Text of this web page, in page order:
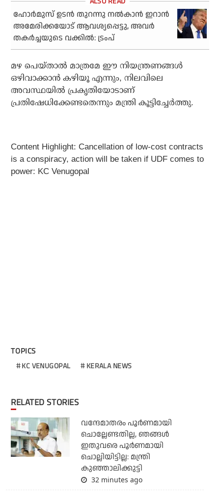
ഹോര്‍മുസ് ഉടന്‍ തുറന്നു നല്‍കാന്‍ ഇറാന്‍
അമേരിക്കയോട് ആവശ്യപ്പെട്ടു, അവര്‍
തകര്‍ച്ചയുടെ വക്കില്‍: ട്രംപ്
മഴ പെയ്താല്‍ മാത്രമേ ഈ നിയന്ത്രണങ്ങള്‍
ഒഴിവാക്കാന്‍ കഴിയൂ എന്നും, നിലവിലെ
അവസ്ഥയില്‍ പ്രകൃതിയോടാണ്
പ്രതിഷേധിക്കേണ്ടതെന്നും മന്ത്രി കൂട്ടിച്ചേര്‍ത്തു.
Content Highlight: Cancellation of low-cost contracts
is a conspiracy, action will be taken if UDF comes to
power: KC Venugopal
TOPICS
KC VENUGOPAL KERALA NEWS
RELATED STORIES
വന്ദേമാതരം പൂര്‍ണമായി
ചൊല്ലേണ്ടതില്ല, ഞങ്ങള്‍
ഇതുവരെ പൂര്‍ണമായി
ചൊല്ലിയിട്ടില്ല: മന്ത്രി
കുഞ്ഞാലിക്കുട്ടി
32 minutes ago